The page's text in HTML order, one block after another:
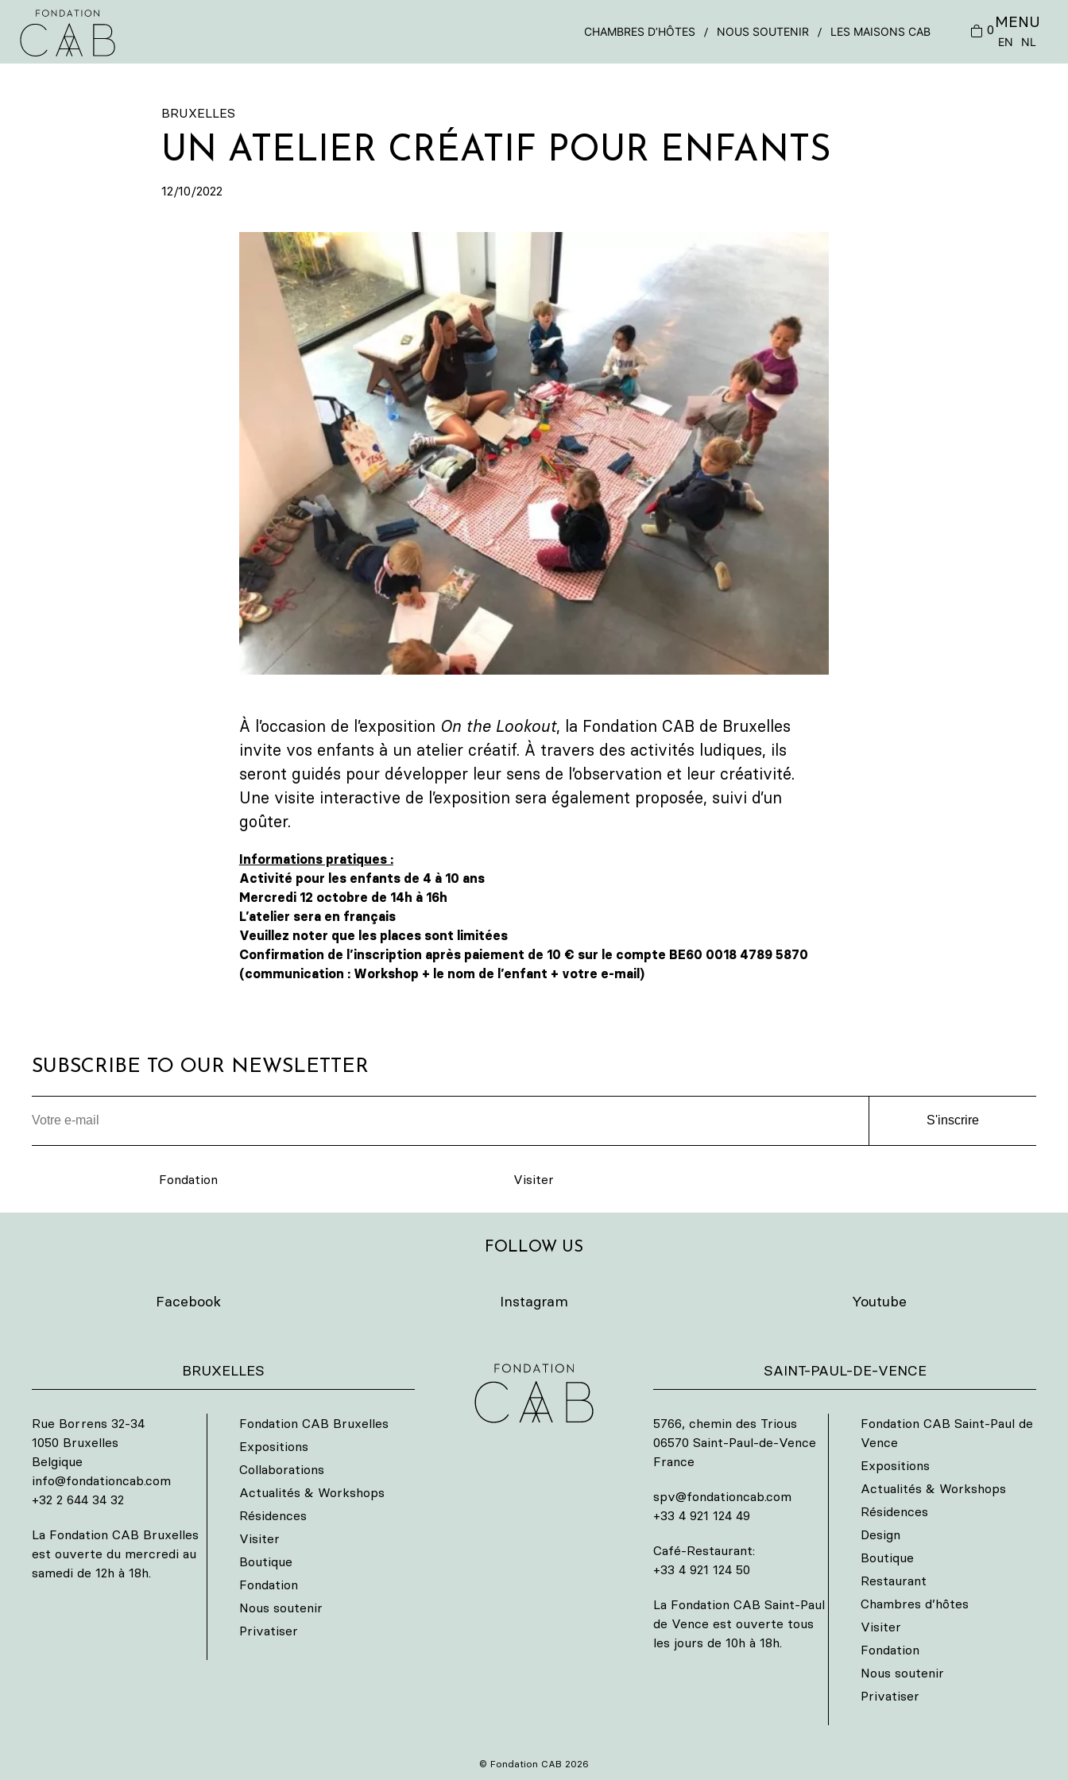
CHAMBRES D’HÔTES NOUS SOUTENIR LES MAISONS CAB 0 MENU
EN NL
BRUXELLES
UN ATELIER CRÉATIF POUR ENFANTS
12/10/2022
À l’occasion de l’exposition On the Lookout, la Fondation CAB de Bruxelles
invite vos enfants à un atelier créatif. À travers des activités ludiques, ils
seront guidés pour développer leur sens de l’observation et leur créativité.
Une visite interactive de l’exposition sera également proposée, suivi d’un
goûter.
Informations pratiques :
Activité pour les enfants de 4 à 10 ans
Mercredi 12 octobre de 14h à 16h
L’atelier sera en français
Veuillez noter que les places sont limitées
Confirmation de l’inscription après paiement de 10 € sur le compte BE60 0018 4789 5870
(communication : Workshop + le nom de l’enfant + votre e-mail)
SUBSCRIBE TO OUR NEWSLETTER
S'inscrire
Fondation Visiter
FOLLOW US
Facebook Instagram Youtube
BRUXELLES
Rue Borrens 32-34
1050 Bruxelles
Belgique
info@fondationcab.com
+32 2 644 34 32
La Fondation CAB Bruxelles
est ouverte du mercredi au
samedi de 12h à 18h.
Fondation CAB Bruxelles
Expositions
Collaborations
Actualités & Workshops
Résidences
Visiter
Boutique
Fondation
Nous soutenir
Privatiser
SAINT-PAUL-DE-VENCE
5766, chemin des Trious
06570 Saint-Paul-de-Vence
France
spv@fondationcab.com
+33 4 921 124 49
Café-Restaurant:
+33 4 921 124 50
La Fondation CAB Saint-Paul
de Vence est ouverte tous
les jours de 10h à 18h.
Fondation CAB Saint-Paul de
Vence
Expositions
Actualités & Workshops
Résidences
Design
Boutique
Restaurant
Chambres d’hôtes
Visiter
Fondation
Nous soutenir
Privatiser
© Fondation CAB 2026